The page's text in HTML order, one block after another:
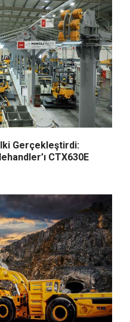
Gerçekleştirdi:
CTX630E